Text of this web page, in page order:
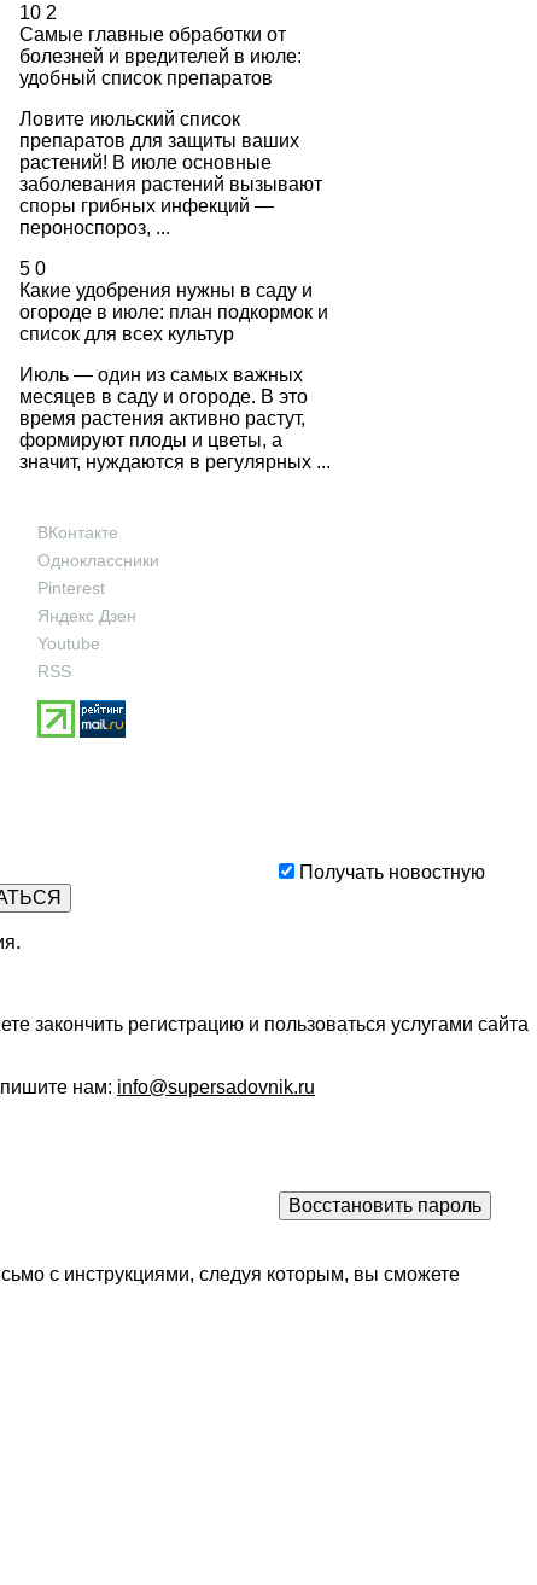
10 2
Самые главные обработки от
болезней и вредителей в июле:
удобный список препаратов
Ловите июльский список
препаратов для защиты ваших
растений! В июле основные
заболевания растений вызывают
споры грибных инфекций —
пероноспороз, ...
5 0
Какие удобрения нужны в саду и
огороде в июле: план подкормок и
список для всех культур
Июль — один из самых важных
месяцев в саду и огороде. В это
время растения активно растут,
формируют плоды и цветы, а
значит, нуждаются в регулярных ...
ВКонтакте
Одноклассники
Pinterest
Яндекс Дзен
Youtube
RSS
Получать новостную
.
закончить регистрацию и пользоваться услугами сайта
нам: info@supersadovnik.ru
с инструкциями, следуя которым, вы сможете